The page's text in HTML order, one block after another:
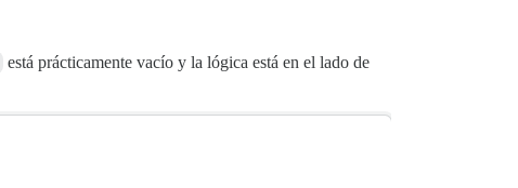
está prácticamente vacío y la lógica está en el lado de